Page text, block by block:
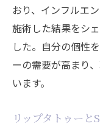
おり、インフルエ
施術した結果をシ
した。自分の個性
ーの需要が高まり
います。
リップタトゥーと